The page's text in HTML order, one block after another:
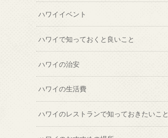
ハワイイベント
ハワイで知っておくと良いこと
ハワイの治安
ハワイの生活費
ハワイのレストランで知っておきたいこと